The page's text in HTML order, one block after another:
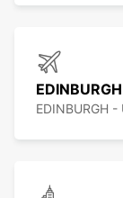
EDINBURGH